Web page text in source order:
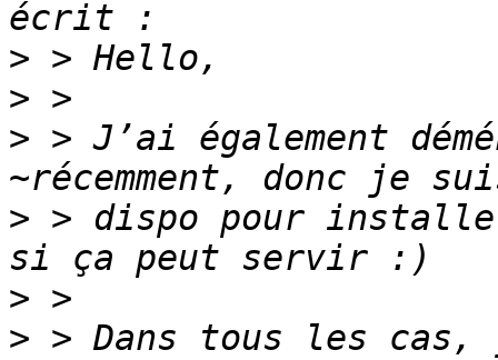
>
>
> > J’ai également
> > dispo pour
>
> > Dans tous les